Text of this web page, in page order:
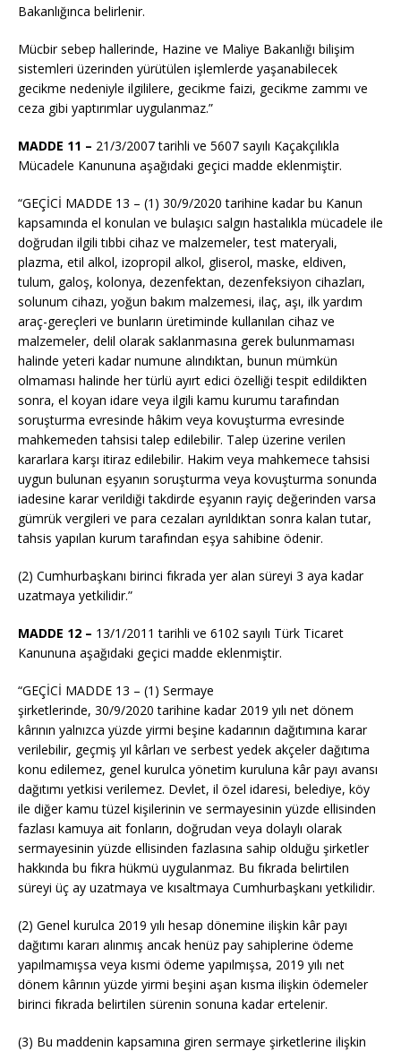
Bakanlığınca belirlenir.
Mücbir sebep hallerinde, Hazine ve Maliye Bakanlığı bilişim
sistemleri üzerinden yürütülen işlemlerde yaşanabilecek
gecikme nedeniyle ilgililere, gecikme faizi, gecikme zammı ve
ceza gibi yaptırımlar uygulanmaz.”
MADDE 11 – 21/3/2007tarihli ve 5607 sayılı Kaçakçılıkla
Mücadele Kanununa aşağıdaki geçici madde eklenmiştir.
“GEÇİCİ MADDE 13 – (1) 30/9/2020 tarihine kadar bu Kanun
kapsamında el konulan ve bulaşıcı salgın hastalıkla mücadele ile
doğrudan ilgili tıbbi cihaz ve malzemeler, test materyali,
plazma, etil alkol, izopropil alkol, gliserol, maske, eldiven,
tulum, galoş, kolonya, dezenfektan, dezenfeksiyon cihazları,
solunum cihazı, yoğun bakım malzemesi, ilaç, aşı, ilk yardım
araç-gereçleri ve bunların üretiminde kullanılan cihaz ve
malzemeler, delil olarak saklanmasına gerek bulunmaması
halinde yeteri kadar numune alındıktan, bunun mümkün
olmaması halinde her türlü ayırt edici özelliği tespit edildikten
sonra, el koyan idare veya ilgili kamu kurumu tarafından
soruşturma evresinde hâkim veya kovuşturma evresinde
mahkemeden tahsisi talep edilebilir. Talep üzerine verilen
kararlara karşı itiraz edilebilir. Hakim veya mahkemece tahsisi
uygun bulunan eşyanın soruşturma veya kovuşturma sonunda
iadesine karar verildiği takdirde eşyanın rayiç değerinden varsa
gümrük vergileri ve para cezaları ayrıldıktan sonra kalan tutar,
tahsis yapılan kurum tarafından eşya sahibine ödenir.
(2) Cumhurbaşkanı birinci fıkrada yer alan süreyi 3 aya kadar
uzatmaya yetkilidir.”
MADDE 12 – 13/1/2011 tarihli ve 6102 sayılı Türk Ticaret
Kanununa aşağıdaki geçici madde eklenmiştir.
“GEÇİCİ MADDE 13 – (1) Sermaye
şirketlerinde, 30/9/2020 tarihine kadar 2019 yılı net dönem
kârının yalnızca yüzde yirmi beşine kadarının dağıtımına karar
verilebilir, geçmiş yıl kârları ve serbest yedek akçeler dağıtıma
konu edilemez, genel kurulca yönetim kuruluna kâr payı avansı
dağıtımı yetkisi verilemez. Devlet, il özel idaresi, belediye, köy
ile diğer kamu tüzel kişilerinin ve sermayesinin yüzde ellisinden
fazlası kamuya ait fonların, doğrudan veya dolaylı olarak
sermayesinin yüzde ellisinden fazlasına sahip olduğu şirketler
hakkında bu fıkra hükmü uygulanmaz. Bu fıkrada belirtilen
süreyi üç ay uzatmaya ve kısaltmaya Cumhurbaşkanı yetkilidir.
(2) Genel kurulca 2019 yılı hesap dönemine ilişkin kâr payı
dağıtımı kararı alınmış ancak henüz pay sahiplerine ödeme
yapılmamışsa veya kısmi ödeme yapılmışsa, 2019 yılı net
dönem kârının yüzde yirmi beşini aşan kısma ilişkin ödemeler
birinci fıkrada belirtilen sürenin sonuna kadar ertelenir.
(3) Bu maddenin kapsamına giren sermaye şirketlerine ilişkin